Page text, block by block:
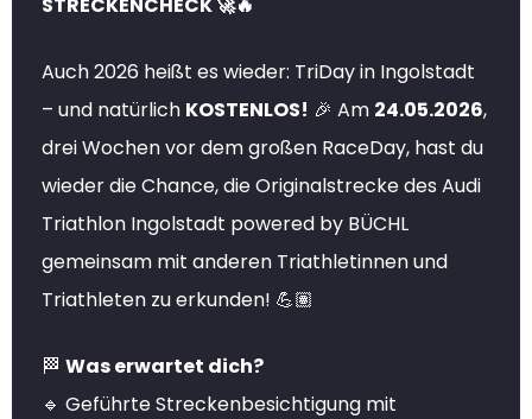
Auch 2026 heißt es wieder: TriDay in Ingolstadt
– und natürlich KOSTENLOS! 🎉 Am 24.05.2026,
drei Wochen vor dem großen RaceDay, hast du
wieder die Chance, die Originalstrecke des Audi
Triathlon Ingolstadt powered by BÜCHL
gemeinsam mit anderen Triathletinnen und
Triathleten zu erkunden! 💪🏽
🏁 Was erwartet dich?
🔹 Geführte Streckenbesichtigung mit